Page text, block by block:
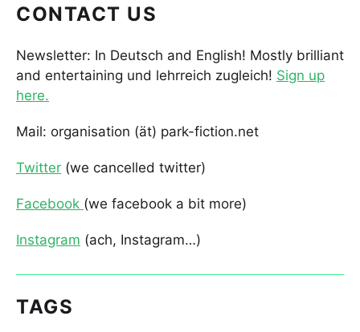
CONTACT US
Newsletter: In Deutsch and English! Mostly brilliant
and entertaining und lehrreich zugleich! Sign up
here.
Mail: organisation (ät) park-fiction.net
Twitter (we cancelled twitter)
Facebook (we facebook a bit more)
Instagram (ach, Instagram…)
TAGS